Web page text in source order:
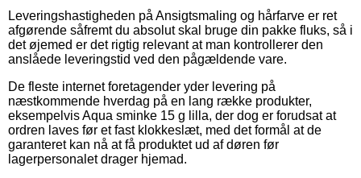
Leveringshastigheden på Ansigtsmaling og hårfarve er ret
afgørende såfremt du absolut skal bruge din pakke fluks, så i
det øjemed er det rigtig relevant at man kontrollerer den
anslåede leveringstid ved den pågældende vare.
De fleste internet foretagender yder levering på
næstkommende hverdag på en lang række produkter,
eksempelvis Aqua sminke 15 g lilla, der dog er forudsat at
ordren laves før et fast klokkeslæt, med det formål at de
garanteret kan nå at få produktet ud af døren før
lagerpersonalet drager hjemad.